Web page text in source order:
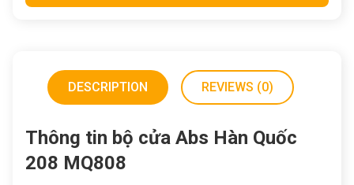
DESCRIPTION REVIEWS (0)
Thông tin bộ cửa Abs Hàn Quốc
208 MQ808